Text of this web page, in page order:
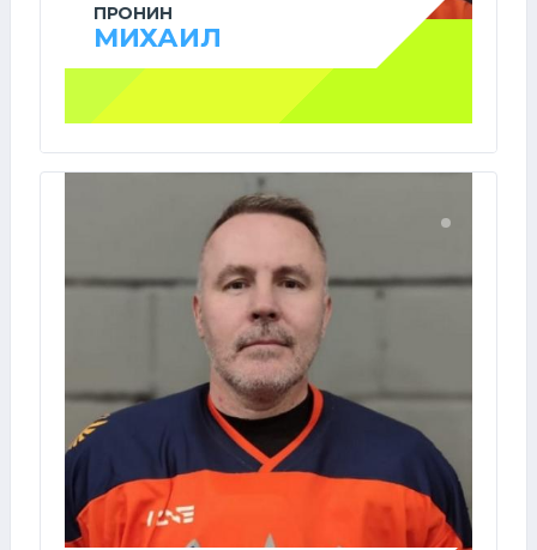
ПРОНИН
МИХАИЛ